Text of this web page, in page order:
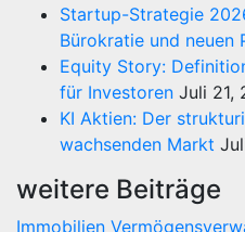
Startup-Strategie
Bürokratie und neuen
Equity Story:
für Investoren Juli 21,
KI Aktien: Der
wachsenden Markt
weitere Beiträge
Immobilien